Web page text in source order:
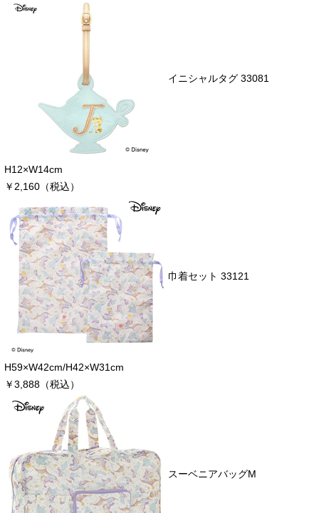
イニシャルタグ 33081
H12×W14cm
￥2,160（税込）
巾着セット 33121
H59×W42cm/H42×W31cm
￥3,888（税込）
スーベニアバッグM